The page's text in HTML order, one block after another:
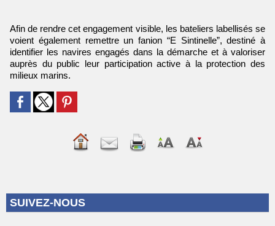
Afin de rendre cet engagement visible, les bateliers labellisés se
voient également remettre un fanion “E Sintinelle”, destiné à
identifier les navires engagés dans la démarche et à valoriser
auprès du public leur participation active à la protection des
milieux marins.
SUIVEZ-NOUS